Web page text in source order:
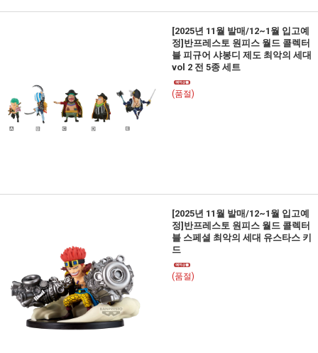
[2025년 11월 발매/12~1월 입고예
정]반프레스토 원피스 월드 콜렉터
블 피규어 샤봉디 제도 최악의 세대
vol 2 전 5종 세트
(품절)
[2025년 11월 발매/12~1월 입고예
정]반프레스토 원피스 월드 콜렉터
블 스페셜 최악의 세대 유스타스 키
드
(품절)